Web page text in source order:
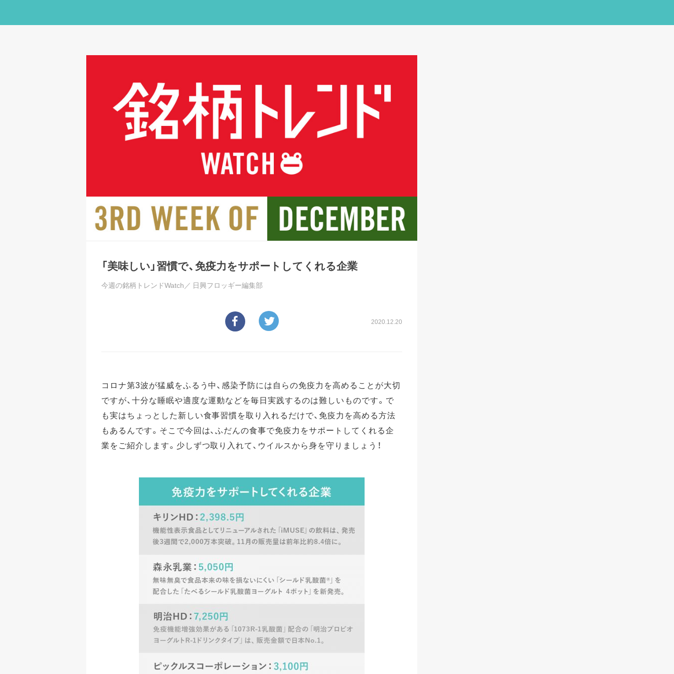
「美味しい」習慣で、免疫力をサポートしてくれる企業
今週の銘柄トレンドWatch／ 日興フロッギー編集部
2020.12.20
コロナ第3波が猛威をふるう中、感染予防には自らの免疫力を高めることが大切
ですが、十分な睡眠や適度な運動などを毎日実践するのは難しいものです。で
も実はちょっとした新しい食事習慣を取り入れるだけで、免疫力を高める方法
もあるんです。そこで今回は、ふだんの食事で免疫力をサポートしてくれる企
業をご紹介します。少しずつ取り入れて、ウイルスから身を守りましょう！